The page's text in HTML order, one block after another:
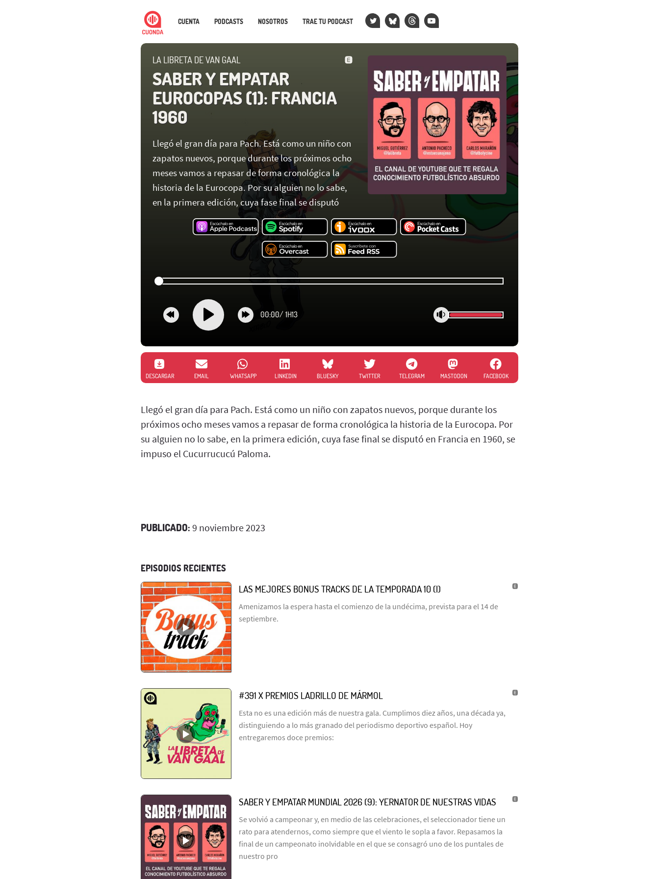
CUENTA PODCASTS NOSOTROS TRAE TU PODCAST
LA LIBRETA DE VAN GAAL
SABER Y EMPATAR
EUROCOPAS (1): FRANCIA
1960
Llegó el gran día para Pach. Está como un niño con
zapatos nuevos, porque durante los próximos ocho
meses vamos a repasar de forma cronológica la
historia de la Eurocopa. Por su alguien no lo sabe,
en la primera edición, cuya fase final se disputó
00:00/ 1H13
DESCARGAR EMAIL WHATSAPP LINKEDIN BLUESKY TWITTER TELEGRAM MASTODON FACEBOOK
Llegó el gran día para Pach. Está como un niño con zapatos nuevos, porque durante los
próximos ocho meses vamos a repasar de forma cronológica la historia de la Eurocopa. Por
su alguien no lo sabe, en la primera edición, cuya fase final se disputó en Francia en 1960, se
impuso el Cucurrucucú Paloma.
PUBLICADO: 9 noviembre 2023
EPISODIOS RECIENTES
LAS MEJORES BONUS TRACKS DE LA TEMPORADA 10 (I)
Amenizamos la espera hasta el comienzo de la undécima, prevista para el 14 de
septiembre.
#391 X PREMIOS LADRILLO DE MÁRMOL
Esta no es una edición más de nuestra gala. Cumplimos diez años, una década ya,
distinguiendo a lo más granado del periodismo deportivo español. Hoy
entregaremos doce premios:
SABER Y EMPATAR MUNDIAL 2026 (9): YERNATOR DE NUESTRAS VIDAS
Se volvió a campeonar y, en medio de las celebraciones, el seleccionador tiene un
rato para atendernos, como siempre que el viento le sopla a favor. Repasamos la
final de un campeonato inolvidable en el que se consagró uno de los puntales de
nuestro pro